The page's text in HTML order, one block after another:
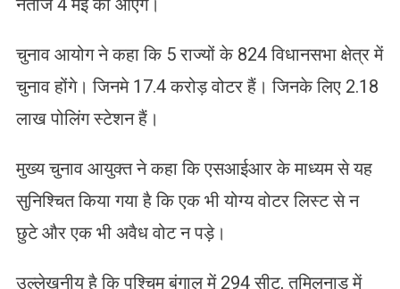
चुनाव आयोग ने कहा कि 5 राज्यों के 824 विधानसभा क्षेत्र में
चुनाव होंगे। जिनमे 17.4 करोड़ वोटर हैं। जिनके लिए 2.18
लाख पोलिंग स्टेशन हैं।
मुख्य चुनाव आयुक्त ने कहा कि एसआईआर के माध्यम से यह
सुनिश्चित किया गया है कि एक भी योग्य वोटर लिस्ट से न
छुटे और एक भी अवैध वोट न पड़े।
उल्लेखनीय है कि पश्चिम बंगाल में 294 सीट, तमिलनाडु में